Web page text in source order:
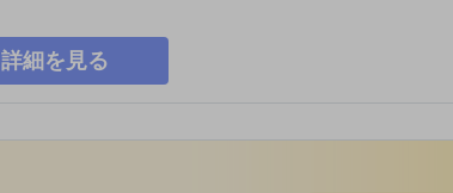
詳細を見る